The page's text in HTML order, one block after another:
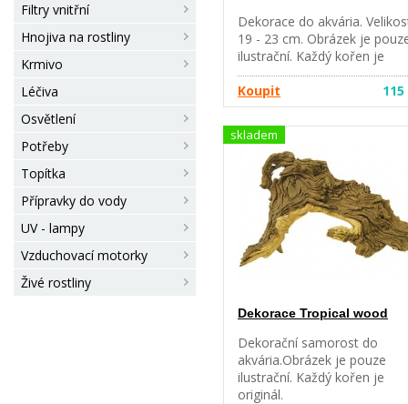
Filtry vnitřní
Hnojiva na rostliny
Krmivo
Léčiva
Osvětlení
Potřeby
Topítka
Přípravky do vody
UV - lampy
Vzduchovací motorky
Živé rostliny
Dekorace do akvária.
19 - 23 cm. Obrázek je
ilustrační. Každý kořen je
originál.
Koupit
115
skladem
Dekorace Tropical wood
Dekorační samorost do
akvária.Obrázek je pouze
ilustrační. Každý kořen je
originál.